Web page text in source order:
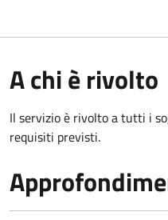
A chi è rivolto
Il servizio è rivolto a tutti i
requisiti previsti.